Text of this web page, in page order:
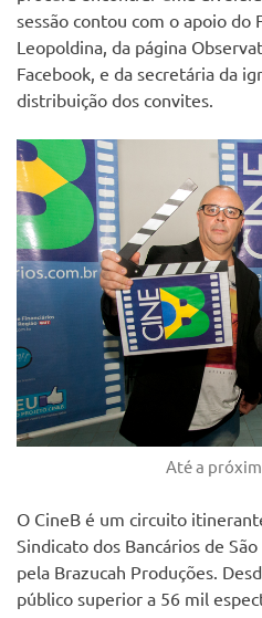
sessão contou com o apoio do
Leopoldina, da página
Facebook, e da secretária da
distribuição dos convites.
Até a
O CineB é um circuito
Sindicato dos Bancários de
pela Brazucah Produções.
público superior a 56 mil